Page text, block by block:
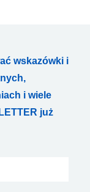
wskazówki i
i wiele
już